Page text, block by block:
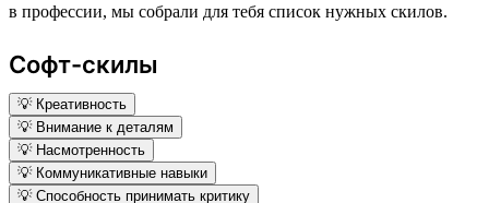
в профессии, мы собрали для тебя список нужных скилов.
Софт-скилы
💡 Креативность
💡 Внимание к деталям
💡 Насмотренность
💡 Коммуникативные навыки
💡 Способность принимать критику